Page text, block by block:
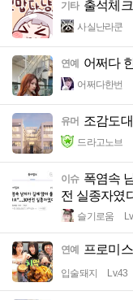
기타 출석체
사실난라쿤
연예 어쩌다
어쩌다한번
유머 조감도
드라고노브
이슈 폭염속
전 실종자였
슬기로움
연예 프로미
입술돼지 Lv.43